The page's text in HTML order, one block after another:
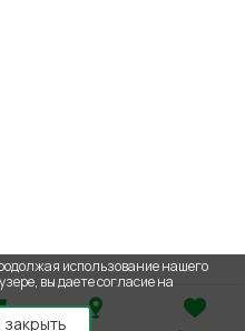
использование нашего
вы даете согласие на